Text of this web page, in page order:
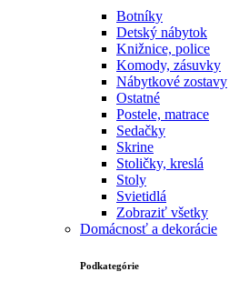
Botníky
Detský nábytok
Knižnice, police
Komody, zásuvky
Nábytkové zostavy
Ostatné
Postele, matrace
Sedačky
Skrine
Stoličky, kreslá
Stoly
Svietidlá
Zobraziť všetky
Domácnosť a dekorácie
Podkategórie